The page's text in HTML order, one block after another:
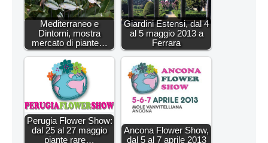
Mediterraneo e
Dintorni, mostra
mercato di piante…
Giardini Estensi, dal 4
al 5 maggio 2013 a
Ferrara
Perugia Flower Show:
dal 25 al 27 maggio
piante rare…
Ancona Flower Show,
dal 5 al 7 aprile 2013